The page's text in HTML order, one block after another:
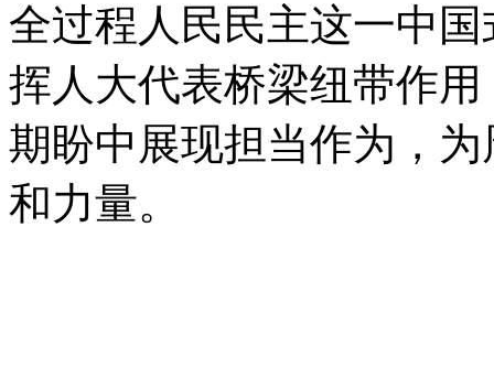
全过程人民民主这一中
挥人大代表桥梁纽带作用
期盼中展现担当作为 ，
和力量。